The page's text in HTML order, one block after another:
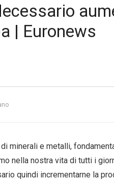
Cina 2019. Il meeting dei
nuovi campioni. Le 5 storie
| Euronews
minerali e metalli,
nella nostra vita di tutti i
quindi incrementarne la